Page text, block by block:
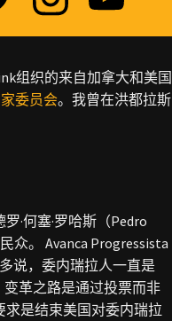
组织的来自加拿大和美国
委员会。我曾在洪都拉斯
·何塞·罗哈斯（Pedro
众。 Avanca Progressista
说，委内瑞拉人一直是
革之路是通过投票而非
是结束美国对委内瑞拉